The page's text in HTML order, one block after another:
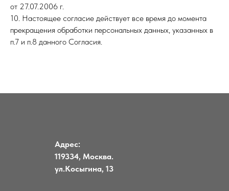
от 27.07.2006 г.
10. Настоящее согласие действует все время до момента
прекращения обработки персональных данных, указанных в
п.7 и п.8 данного Согласия.
Адрес:
119334, Москва.
ул.Косыгина, 13